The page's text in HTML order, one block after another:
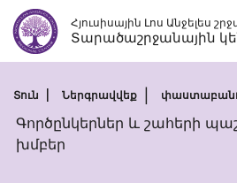
Անցնել
բովանդակությանըՀյուսիսային Լոս Անջելես
Տարածաշրջանային
Տուն Ներգրավվեք
Գործընկերներ և շահերի
խմբեր